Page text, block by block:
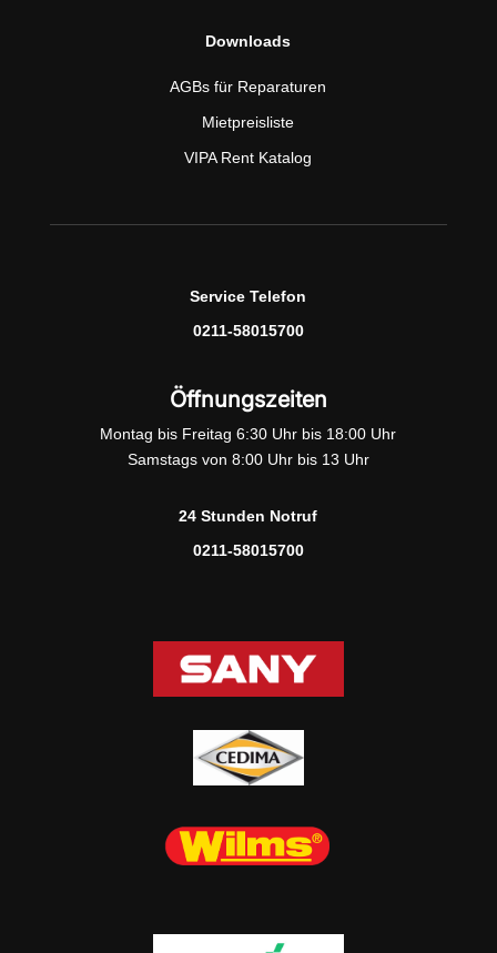
Downloads
AGBs für Reparaturen
Mietpreisliste
VIPA Rent Katalog
Service Telefon
0211-58015700
Öffnungszeiten
Montag bis Freitag 6:30 Uhr bis 18:00 Uhr
Samstags von 8:00 Uhr bis 13 Uhr
24 Stunden Notruf
0211-58015700